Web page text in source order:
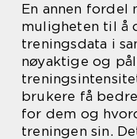
En annen fordel
muligheten til å
treningsdata i
nøyaktige og
brukere få
for dem og
treningen sin.